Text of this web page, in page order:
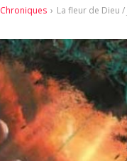
Chroniques › La fleur de Dieu /